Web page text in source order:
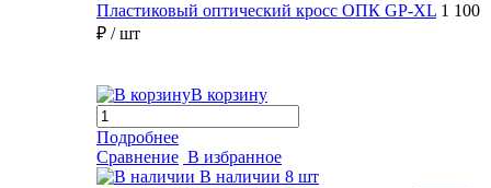
Пластиковый оптический кросс ОПК GP-XL 1 100
₽ / шт
В корзину
Подробнее
Сравнение В избранное
В наличии 8 шт